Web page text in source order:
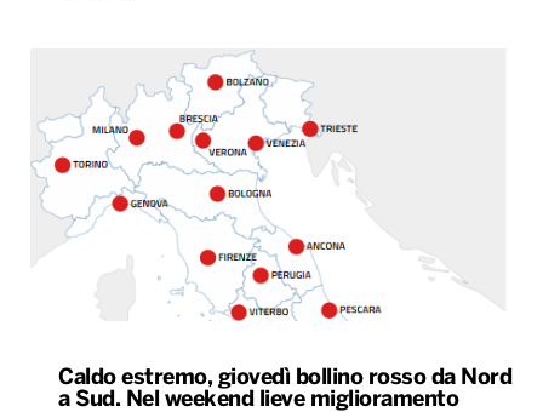
Caldo estremo, giovedì bollino rosso da Nord
a Sud. Nel weekend lieve miglioramento